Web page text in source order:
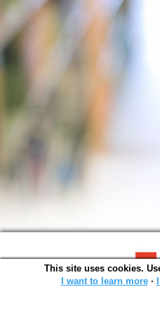
SOWA OPAC v.
Generated
This site uses cookies.
I want to learn more∙